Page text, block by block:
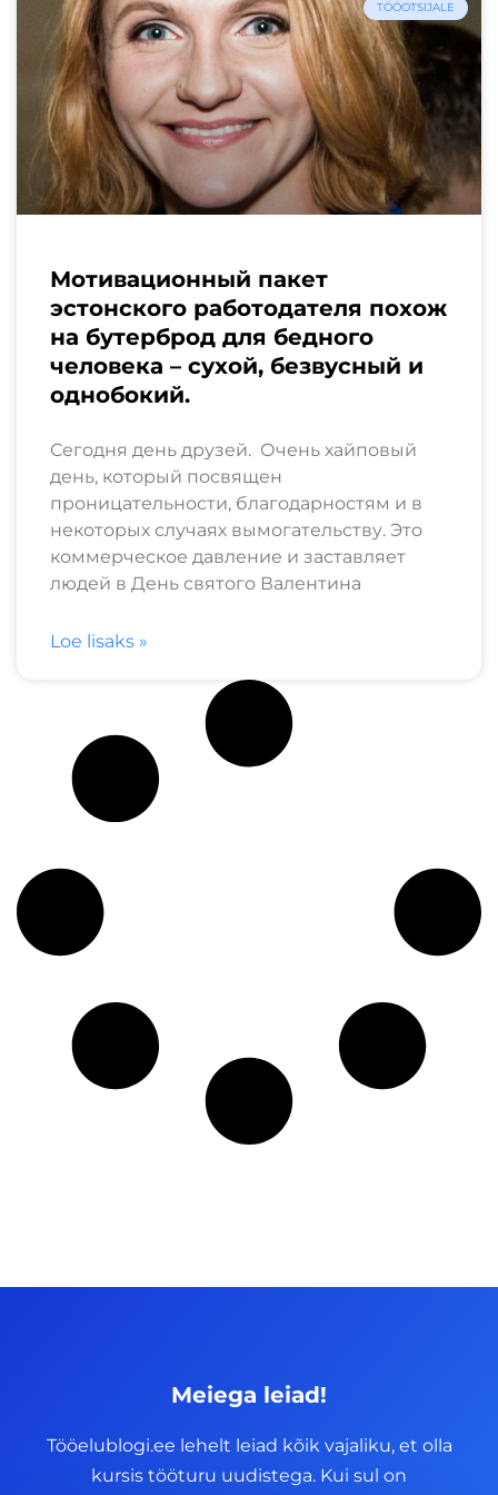
TÖÖOTSIJALE
Мотивационный пакет
эстонского работодателя похож
на бутерброд для бедного
человека – сухой, безвусный и
однобокий.
Сегодня день друзей. Очень хайповый
день, который посвящен
проницательности, благодарностям и в
некоторых случаях вымогательству. Это
коммерческое давление и заставляет
людей в День святого Валентина
Loe lisaks »
Meiega leiad!
Tööelublogi.ee lehelt leiad kõik vajaliku, et olla
kursis tööturu uudistega. Kui sul on